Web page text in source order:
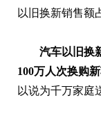
以旧换新销售额
汽车以旧换
100万人次换购
以说为千万家庭